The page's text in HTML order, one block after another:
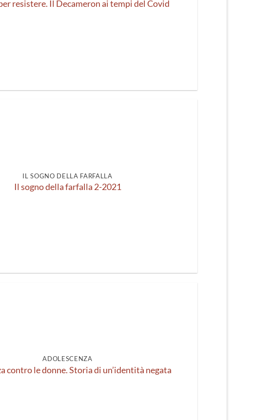
resistere. Il Decameron ai tempi del Covid
IL SOGNO DELLA FARFALLA
Il sogno della farfalla 2-2021
ADOLESCENZA
contro le donne. Storia di un’identità negata